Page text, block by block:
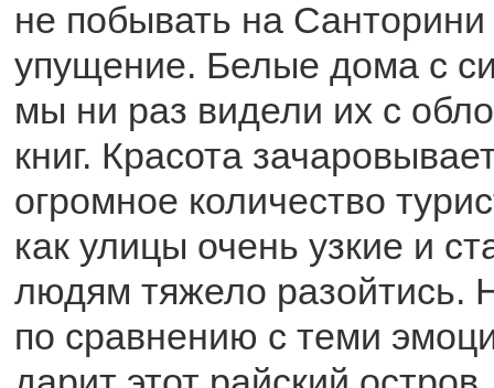
не побывать на
упущение. Белые дома с
мы ни раз видели их с
книг. Красота
огромное количество
как улицы очень узкие и
людям тяжело разойтись.
по сравнению с теми